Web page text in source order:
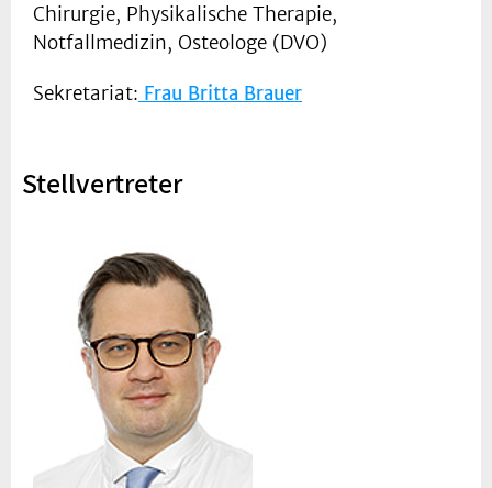
Chirurgie, Physikalische Therapie,
Notfallmedizin, Osteologe (DVO)
Sekretariat: Frau Britta Brauer
Stellvertreter